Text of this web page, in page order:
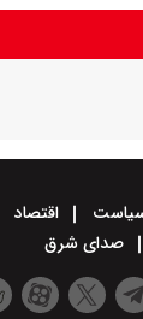
اقتصاد
صدای شرق